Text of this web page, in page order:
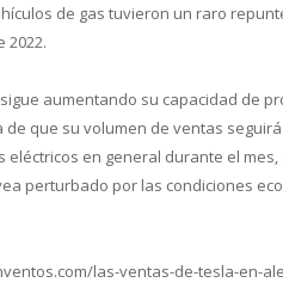
de gas tuvieron un raro
2022.
aumentando su capacidad de
de que su volumen de ventas
eléctricos en general durante el
perturbado por las condiciones
las-ventas-de-tesla-en-